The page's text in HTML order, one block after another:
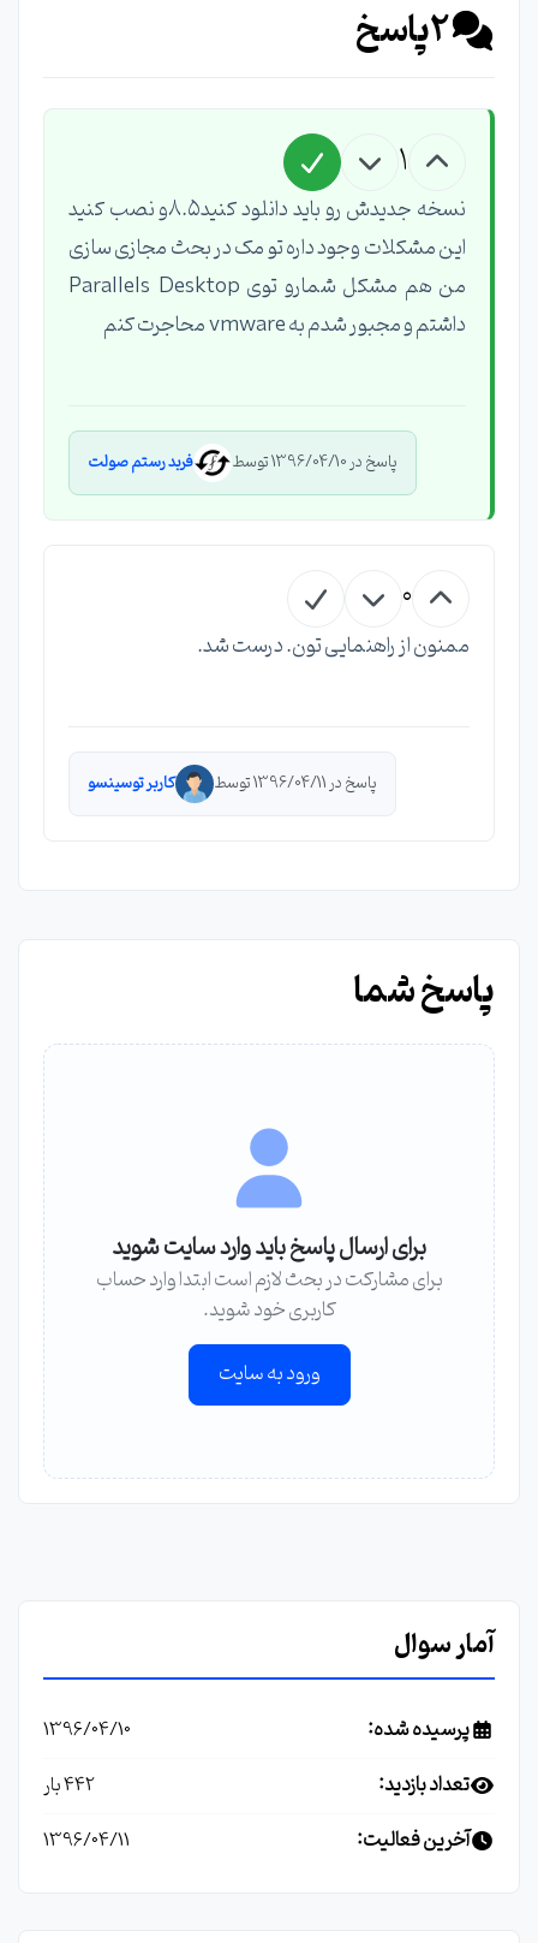
2پاسخ
1
نسخه جدیدش رو باید دانلود کنید۸.۵و نصب کنید
این مشکلات وجود داره تو مک در بحث مجازی سازی
من هم مشکل شمارو توی Parallels Desktop
داشتم و مجبور شدم به vmware محاجرت کنم
پاسخ در 1396/04/10 توسط فربد رستم صولت
0
ممنون از راهنمایی تون. درست شد.
پاسخ در 1396/04/11 توسط کاربر توسینسو
پاسخ شما
برای ارسال پاسخ باید وارد سایت شوید
برای مشارکت در بحث لازم است ابتدا وارد حساب
کاربری خود شوید.
ورود به سایت
آمار سوال
پرسیده شده: 1396/04/10
تعداد بازدید: 442 بار
آخرین فعالیت: 1396/04/11